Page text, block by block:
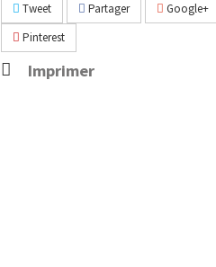
Tweet Partager
Google+
Pinterest
Imprimer